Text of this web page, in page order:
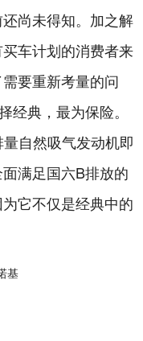
尚未得知。加之解
车计划的消费者来
要重新考量的问
经典，最为保险。
自然吸气发动机即
满足国六B排放的
它不仅是经典中的